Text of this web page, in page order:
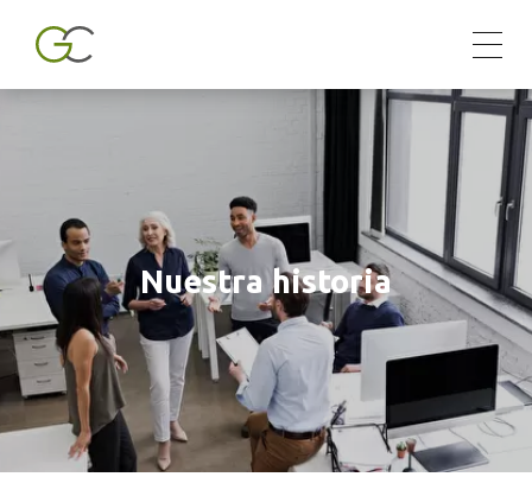
Nuestra historia